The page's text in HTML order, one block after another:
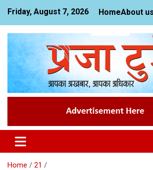
content
Friday, August 7, 2026 HomeAbout us
Praja Today
News Website
Home
21